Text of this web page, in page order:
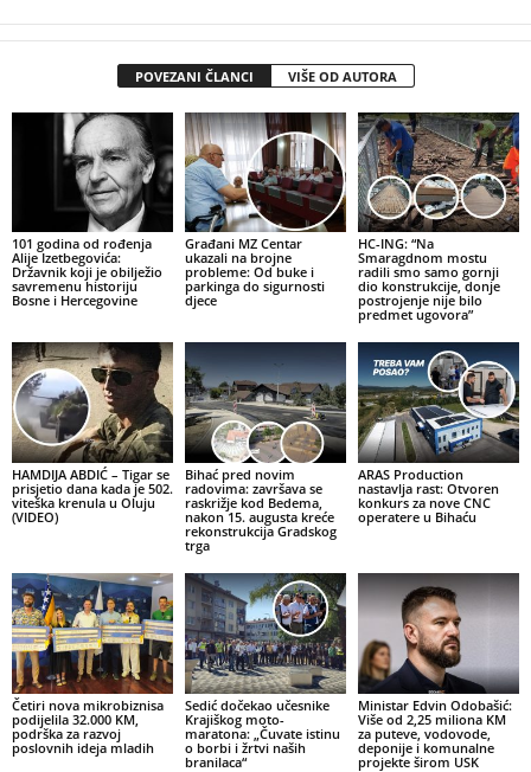
POVEZANI ČLANCI VIŠE OD AUTORA
101 godina od rođenja
Alije Izetbegovića:
Državnik koji je obilježio
savremenu historiju
Bosne i Hercegovine
Građani MZ Centar
ukazali na brojne
probleme: Od buke i
parkinga do sigurnosti
djece
HC-ING: “Na
Smaragdnom mostu
radili smo samo gornji
dio konstrukcije, donje
postrojenje nije bilo
predmet ugovora”
HAMDIJA ABDIĆ – Tigar se
prisjetio dana kada je 502.
viteška krenula u Oluju
(VIDEO)
Bihać pred novim
radovima: završava se
raskrižje kod Bedema,
nakon 15. augusta kreće
rekonstrukcija Gradskog
trga
ARAS Production
nastavlja rast: Otvoren
konkurs za nove CNC
operatere u Bihaću
Četiri nova mikrobiznisa
podijelila 32.000 KM,
podrška za razvoj
poslovnih ideja mladih
Sedić dočekao učesnike
Krajiškog moto-
maratona: „Čuvate istinu
o borbi i žrtvi naših
branilaca“
Ministar Edvin Odobašić:
Više od 2,25 miliona KM
za puteve, vodovode,
deponije i komunalne
projekte širom USK